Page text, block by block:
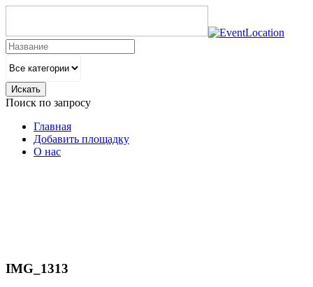
Искать
Поиск по запросу
Главная
Добавить площадку
О нас
IMG_1313